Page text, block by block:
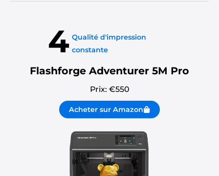
4 Qualité d'impression
constante
Flashforge Adventurer 5M Pro
Prix: €550
Acheter sur Amazon